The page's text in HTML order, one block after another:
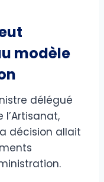
modèle
délégué
décision allait